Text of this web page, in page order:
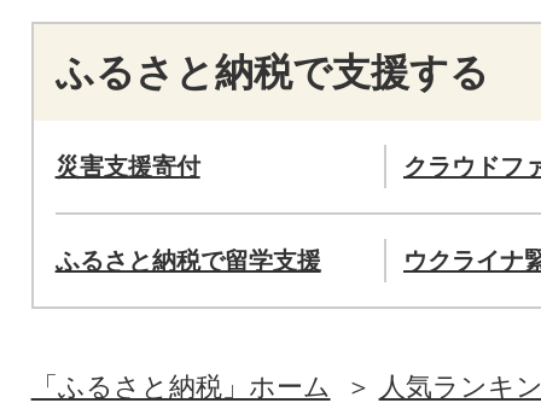
ふるさと納税で支援する
災害支援寄付 クラウドフ
ふるさと納税で留学支援 ウクライナ
「ふるさと納税」ホーム
人気ランキ